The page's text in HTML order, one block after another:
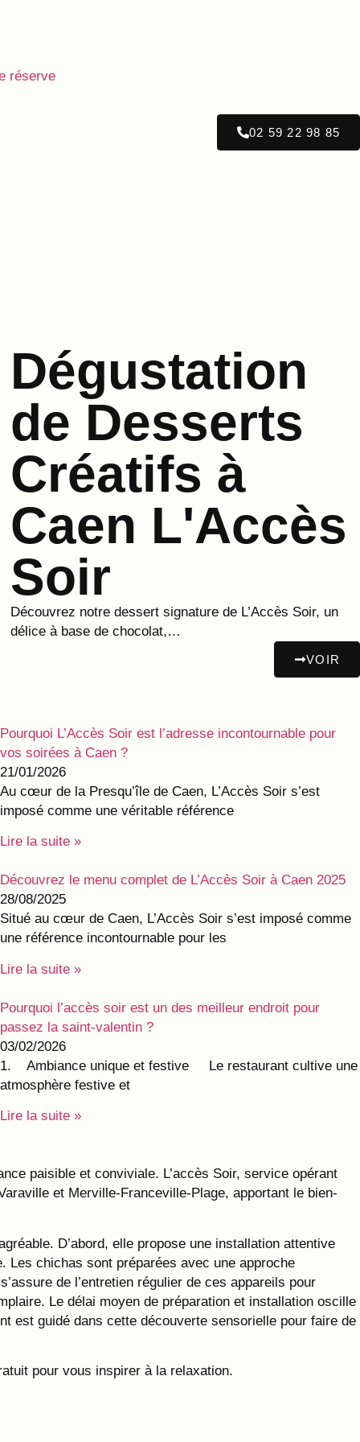
réserve
02 59 22 98 85
Dégustation
de Desserts
Créatifs à
Caen L'Accès
Soir
Découvrez notre dessert signature de L’Accès Soir, un
délice à base de chocolat,…
VOIR
Pourquoi L’Accès Soir est l’adresse incontournable pour
vos soirées à Caen ?
21/01/2026
Au cœur de la Presqu’île de Caen, L’Accès Soir s’est
imposé comme une véritable référence
Lire la suite »
Découvrez le menu complet de L’Accès Soir à Caen 2025
28/08/2025
Situé au cœur de Caen, L’Accès Soir s’est imposé comme
une référence incontournable pour les
Lire la suite »
Pourquoi l’accès soir est un des meilleur endroit pour
passez la saint-valentin ?
03/02/2026
1. Ambiance unique et festive Le restaurant cultive une
atmosphère festive et
Lire la suite »
paisible et conviviale. L’accès Soir, service opérant
et Merville-Franceville-Plage, apportant le bien-
D’abord, elle propose une installation attentive
Les chichas sont préparées avec une approche
de l’entretien régulier de ces appareils pour
Le délai moyen de préparation et installation oscille
est guidé dans cette découverte sensorielle pour faire de
pour vous inspirer à la relaxation.